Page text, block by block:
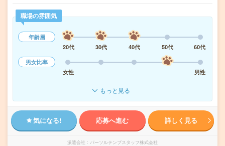
職場の雰囲気
年齢層
20代
30代 40代 50代
60代
男女比率
女性
男性
もっと見る
気になる! 応募へ進む 詳しく見る
派遣会社 パーソルテンプスタッフ株式会社